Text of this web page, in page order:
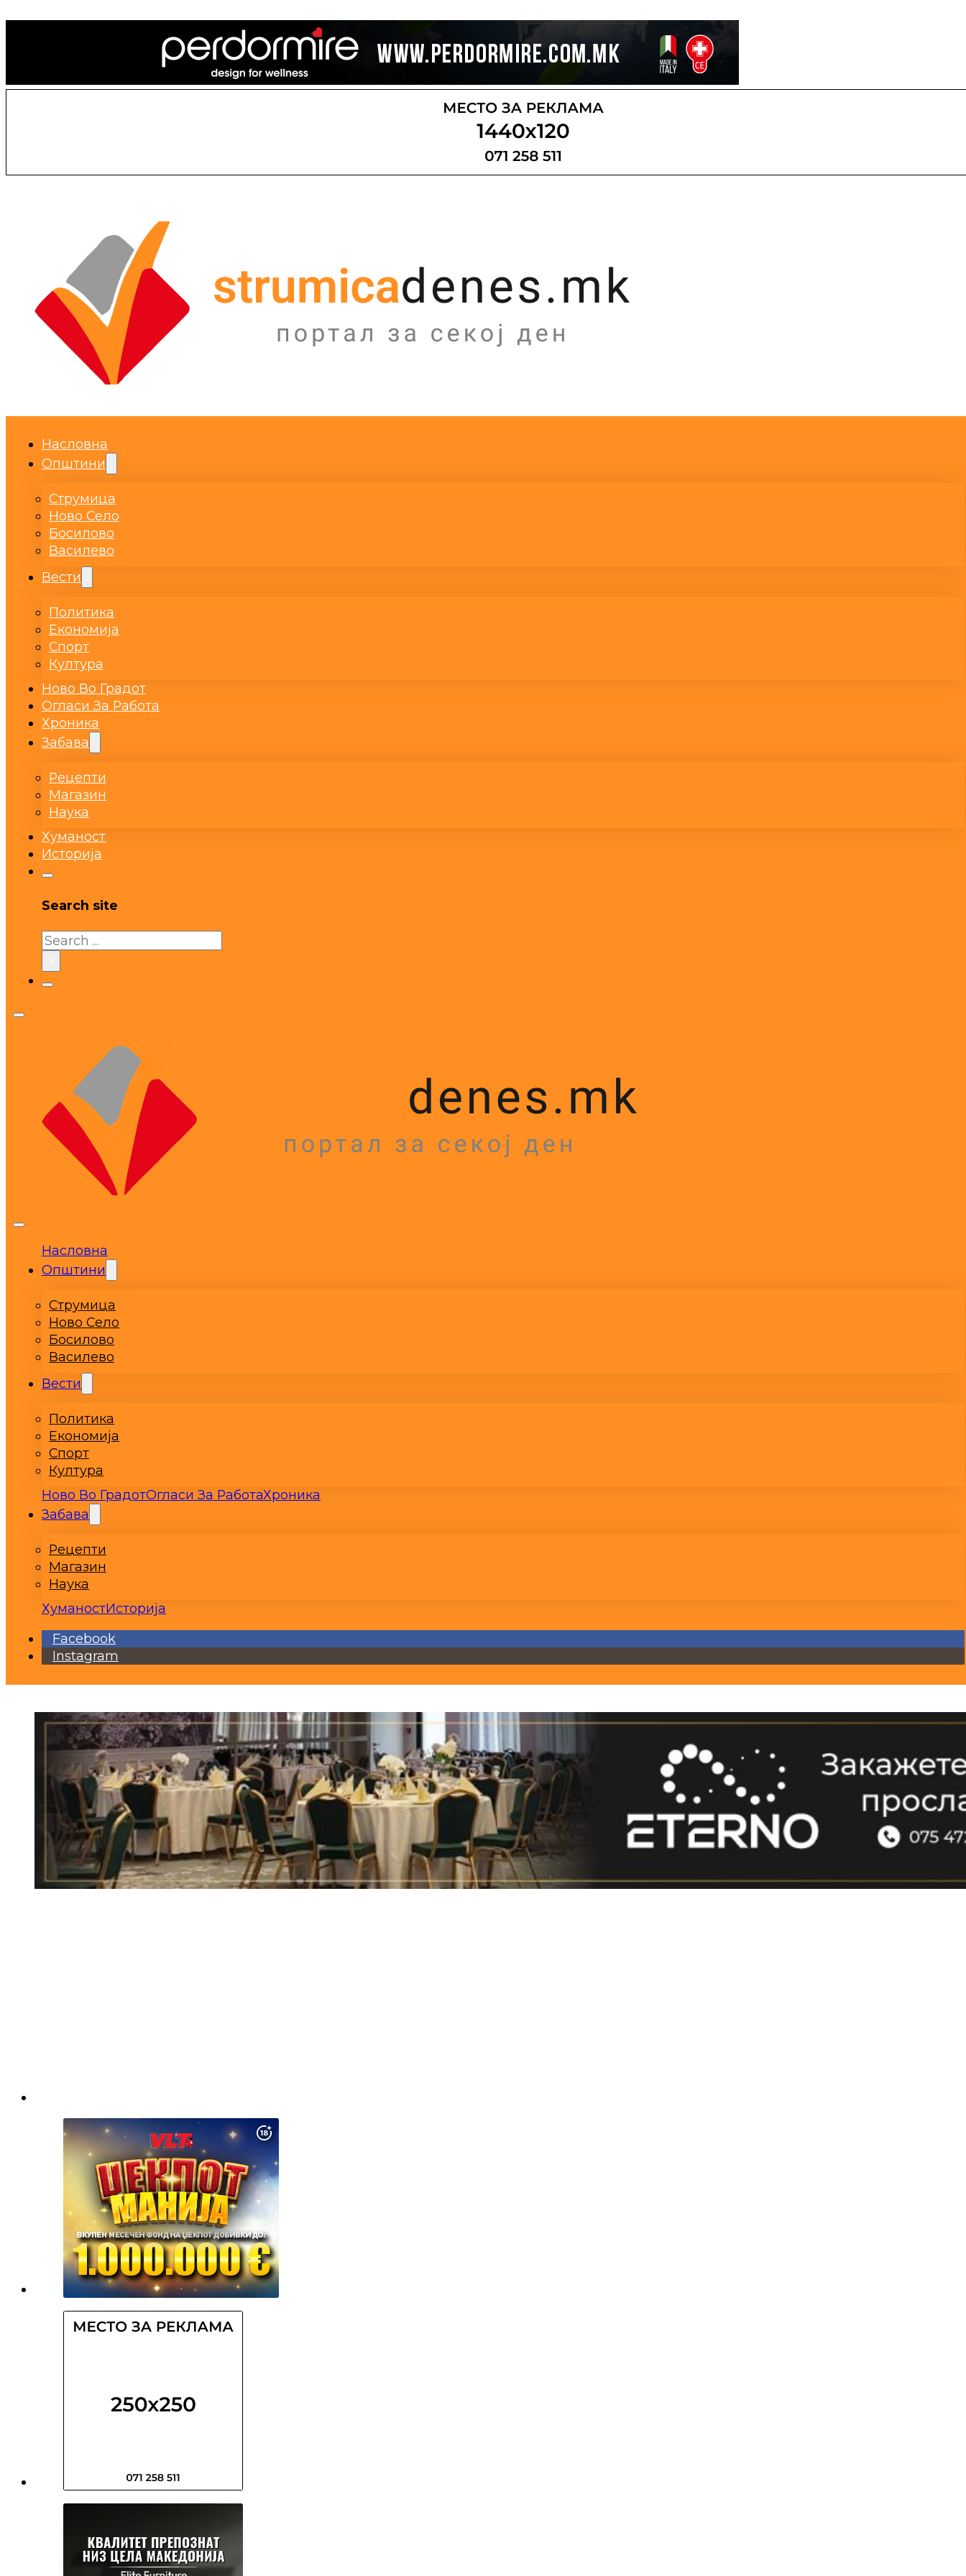
Насловна
Општини
Струмица
Ново Село
Босилово
Василево
Вести
Политика
Економија
Спорт
Култура
Ново Во Градот
Огласи За Работа
Хроника
Забава
Рецепти
Магазин
Наука
Хуманост
Историја
Search site
Search
Насловна
Општини
Струмица
Ново Село
Босилово
Василево
Вести
Политика
Економија
Спорт
Култура
Ново Во ГрадотОгласи За РаботаХроника
Забава
Рецепти
Магазин
Наука
ХуманостИсторија
Facebook
Instagram